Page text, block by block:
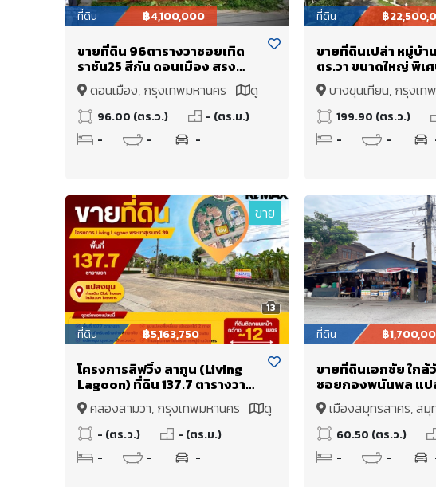
ที่ดิน ฿4,100,000
ขายที่ดิน 96ตารางวาซอยเทิด
ราชัน25 สีกัน ดอนเมือง สรง
ประภา กรุงเทพฯ ทำเลศักยภาพ
ใกล้สนามบินนานาชาติดอนเมือง
ดอนเมือง, กรุงเทพมหานคร
ดู
แผนที่96.00 (ตร.ว.)
- (ตร.ม.)
-
- -
ที่ดิน ฿
ขายที่ดินเปล่า หมู่บ้า
ตร.วา ขนาดใหญ่ พิเ
ปลูกบ้าน ใกล้ทางด่ว
สะดวก
บางขุนเทียน, กรุงเ
แผนที่199.90 (ตร.ว.)
-
-
13
ขาย
ที่ดิน ฿5,163,750
โครงการลิฟวิ่ง ลากูน (Living
Lagoon) ที่ดิน 137.7 ตารางวา
พระยาสุเรนทร์ 39 ทำเลติดถนน
หลักโครงการ กว้าง~12 เมตร ติด
คลับเฮ้าส์ ใกล้สวนฯโครงการ
คลองสามวา, กรุงเทพมหานคร
ดู
แผนที่- (ตร.ว.)
- (ตร.ม.)
-
- -
ที่ดิน ฿
ขายที่ดินเอกชัย ใกล้
ซอยกองพนันพล แป
ตร.ว. พร้อมห้องเช่า
1.7 ล้านบาท
เมืองสมุทรสาคร, ส
แผนที่60.50 (ตร.ว.)
-
-